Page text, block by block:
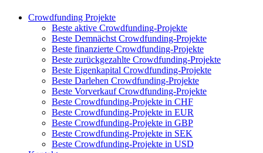
Crowdfunding Projekte
Beste aktive Crowdfunding-Projekte
Beste Demnächst Crowdfunding-Projekte
Beste finanzierte Crowdfunding-Projekte
Beste zurückgezahlte Crowdfunding-Projekte
Beste Eigenkapital Crowdfunding-Projekte
Beste Darlehen Crowdfunding-Projekte
Beste Vorverkauf Crowdfunding-Projekte
Beste Crowdfunding-Projekte in CHF
Beste Crowdfunding-Projekte in EUR
Beste Crowdfunding-Projekte in GBP
Beste Crowdfunding-Projekte in SEK
Beste Crowdfunding-Projekte in USD